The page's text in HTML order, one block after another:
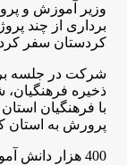
وزیر آموزش و
کردستان سفر
شرکت در جلسه
ذخیره فرهنگیان،
با فرهنگیان
پرورش به استان
400 هزار دانش